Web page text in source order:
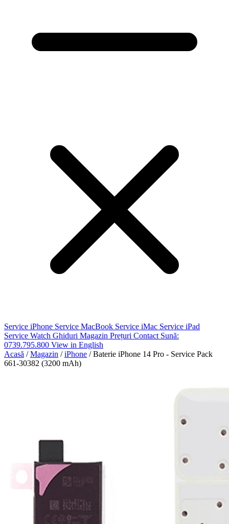
Service iPhone Service MacBook Service iMac Service iPad
Service Watch Ghiduri Magazin Prețuri Contact Sună:
0739.795.800 View in English
Acasă / Magazin / iPhone / Baterie iPhone 14 Pro - Service Pack
661-30382 (3200 mAh)